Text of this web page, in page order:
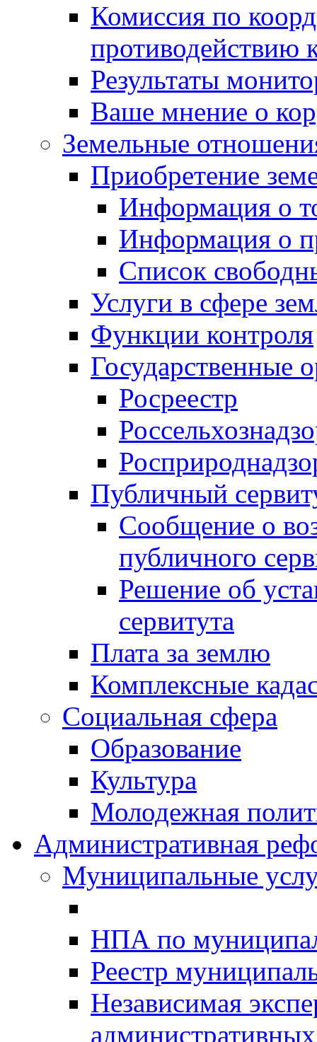
Комиссия по
противодействию
Результаты
Ваше мнение о
Земельные
Приобретение
Информация о
Информация о
Список
Услуги в сфере
Функции контроля
Государственные
Росреестр
Публичный
Сообщение о
публичного
Решение об
сервитута
Плата за землю
Комплексные
Социальная сфера
Образование
Культура
Молодежная
Административная
Муниципальные
НПА по
Реестр
Независимая